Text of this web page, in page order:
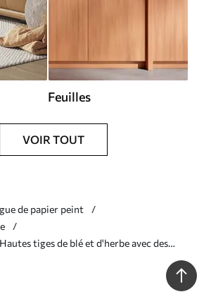
Feuilles
VOIR TOUT
de papier peint
tiges de blé et d'herbe avec des